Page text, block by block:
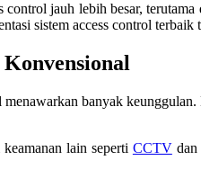
jauh lebih besar,
sistem access control
banyak
lain seperti CCTVdan